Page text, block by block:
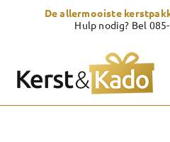
De allermooiste
Hulp nodig? Bel